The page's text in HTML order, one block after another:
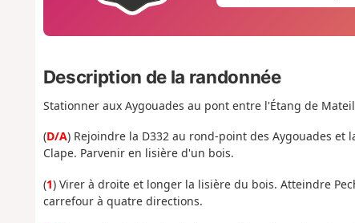
Description de la randonnée
Stationner aux Aygouades au pont entre l'Étang de
(D/A) Rejoindre la D332 au rond-point des Aygouades et
Clape. Parvenir en lisière d'un bois.
(1) Virer à droite et longer la lisière du bois. Atteindre
carrefour à quatre directions.